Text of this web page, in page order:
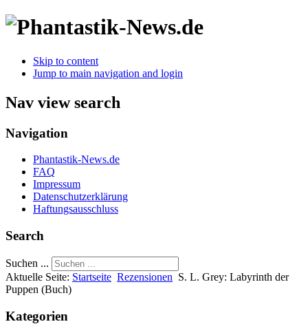
Skip to content
Jump to main navigation and login
Nav view search
Navigation
Phantastik-News.de
FAQ
Impressum
Datenschutzerklärung
Haftungsausschluss
Search
Suchen ...
Aktuelle Seite: Startseite Rezensionen S. L. Grey: Labyrinth der
Puppen (Buch)
Kategorien